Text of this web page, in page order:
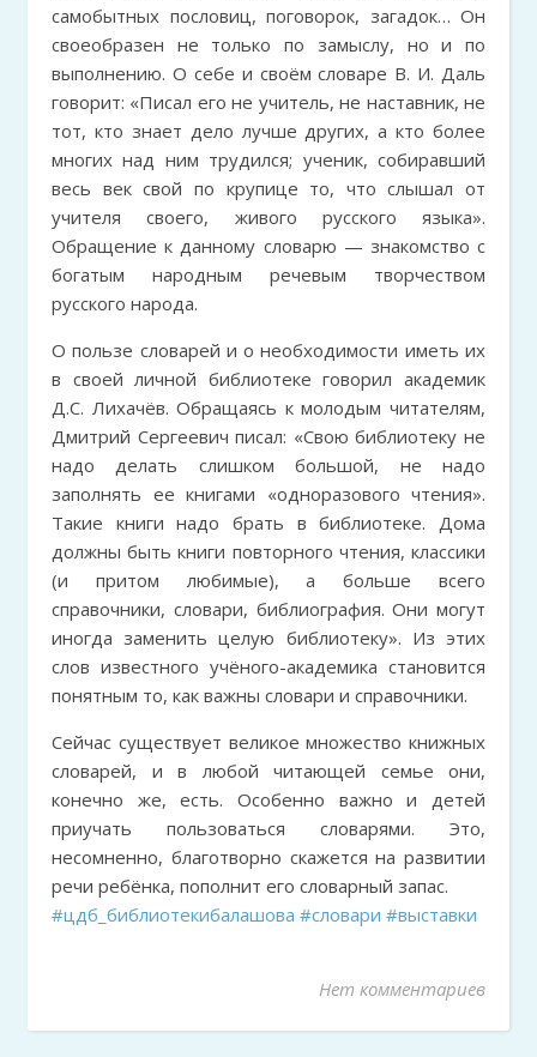
самобытных пословиц, поговорок, загадок… Он
своеобразен не только по замыслу, но и по
выполнению. О себе и своём словаре В. И. Даль
говорит: «Писал его не учитель, не наставник, не
тот, кто знает дело лучше других, а кто более
многих над ним трудился; ученик, собиравший
весь век свой по крупице то, что слышал от
учителя своего, живого русского языкa».
Обращение к данному словарю — знакомство с
богатым народным речевым творчеством
русского народа.
О пользе словарей и о необходимости иметь их
в своей личной библиотеке говорил академик
Д.С. Лихачёв. Обращаясь к молодым читателям,
Дмитрий Сергеевич писал: «Свою библиотеку не
надо делать слишком большой, не надо
заполнять ее книгами «одноразового чтения».
Такие книги надо брать в библиотеке. Дома
должны быть книги повторного чтения, классики
(и притом любимые), а больше всего
справочники, словари, библиография. Они могут
иногда заменить целую библиотеку». Из этих
слов известного учёного-академика становится
понятным то, как важны словари и справочники.
Сейчас существует великое множество книжных
словарей, и в любой читающей семье они,
конечно же, есть. Особенно важно и детей
приучать пользоваться словарями. Это,
несомненно, благотворно скажется на развитии
речи ребёнка, пополнит его словарный запас.
#цдб_библиотекибалашова #словари #выставки
Нет комментариев